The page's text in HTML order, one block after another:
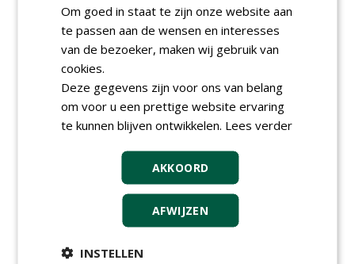
Hoofd Greenkeeper bij
golfbaan De Woeste Kop
Chauffeur
landbouwmachines bij DSV
zaden Nederland B.V.
06-08-2026, Ven-Zelderheide
DSV zaden Nederland B.V.
06-08-2026, Ven-Zelderheide
magazijnmedewerker
(fulltime) bij DSV zaden
06-08-2026, Ven Zelderheide
Om goed in staat te zijn onze website aan
te passen aan de wensen en interesses
van de bezoeker, maken wij gebruik van
cookies.
Deze gegevens zijn voor ons van belang
om voor u een prettige website ervaring
te kunnen blijven ontwikkelen. Lees verder
AKKOORD
AFWIJZEN
INSTELLEN